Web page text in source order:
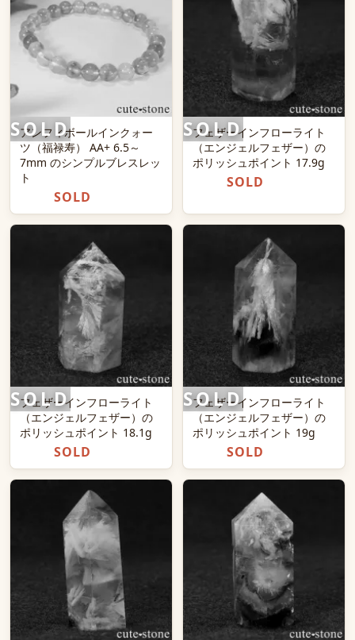
アンフィボールインクォー
ツ（福禄寿） AA+ 6.5～
7mm のシンプルブレスレッ
ト
フェザーインフローライト
（エンジェルフェザー）の
ポリッシュポイント 17.9g
フェザーインフローライト
（エンジェルフェザー）の
ポリッシュポイント 18.1g
フェザーインフローライト
（エンジェルフェザー）の
ポリッシュポイント 19g